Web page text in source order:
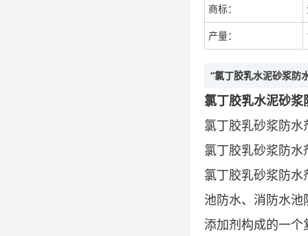
商标：
产量：
“氯丁胶乳水泥砂浆防
氯丁胶乳水泥砂
氯丁胶乳砂浆防
氯丁胶乳砂浆防
氯丁胶乳砂浆防
池防水、消防水
添加剂构成的一